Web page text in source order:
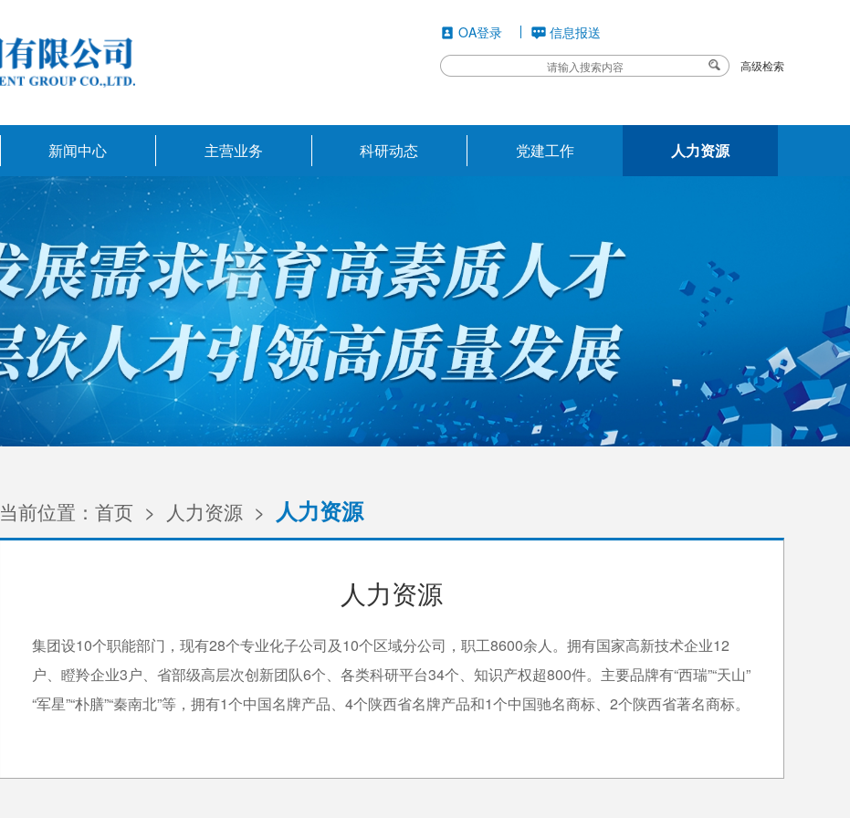
OA登录 信息报送
高级检索
新闻中心 主营业务 科研动态 党建工作 人力资源
当前位置： 首页 > 人力资源 > 人力资源
人力资源
集团设10个职能部门，现有28个专业化子公司及10个区域分公司，职工8600余人。拥有国家高新技术企业12
户、瞪羚企业3户、省部级高层次创新团队6个、各类科研平台34个、知识产权超800件。主要品牌有“西瑞”“天山”
“军星”“朴膳”“秦南北”等，拥有1个中国名牌产品、4个陕西省名牌产品和1个中国驰名商标、2个陕西省著名商标。